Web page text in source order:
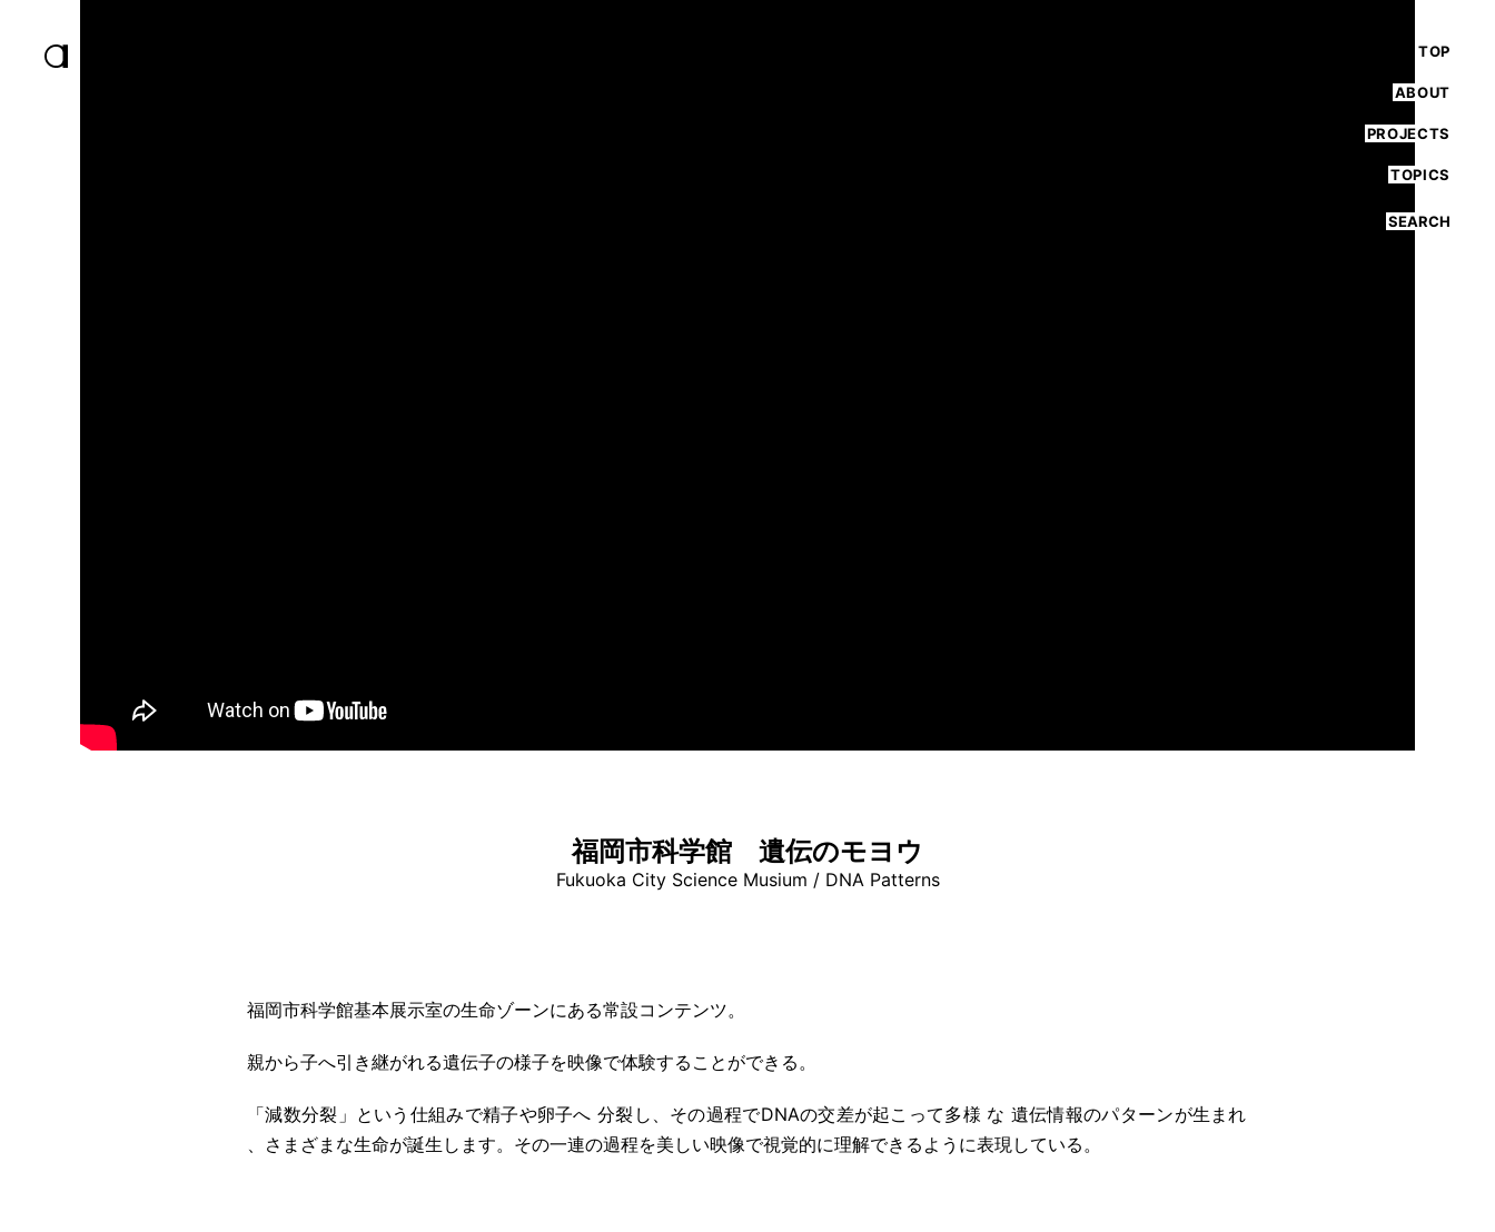
TOP
ABOUT
PROJECTS
TOPICS
福岡市科学館 遺伝のモヨウ
Fukuoka City Science Musium / DNA Patterns
福岡市科学館基本展示室の生命ゾーンにある常設コンテンツ。
親から子へ引き継がれる遺伝子の様子を映像で体験することができる。
「減数分裂」という仕組みで精子や卵子へ 分裂し、その過程でDNAの交差が起こって多様 な 遺伝情報のパターンが生まれ
、さまざまな生命が誕生します。その一連の過程を美しい映像で視覚的に理解できるように表現している。